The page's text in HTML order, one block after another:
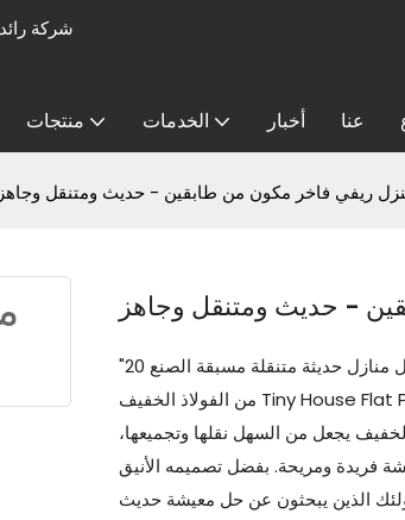
منتجات الخدمات أخبار عنا
ريفي فاخر مكون من طابقين - حديث ومتنقل وجاهز
- حديث ومتنقل وجاهز
"20 قدمًا و 40 قدمًا فاخرة مخصصة مكونة من طابقين كوخ منزل منازل حديثة متنقلة مسبقة الصنع
من الفولاذ الخفيف Tiny House Flat Pack Villa" عبارة عن منزل حاوية حديث وأنيق مكون من
يجعل من السهل نقلها وتجميعها،
فريدة ومريحة. بفضل تصميمه الأنيق
الذين يبحثون عن حل معيشة حديث